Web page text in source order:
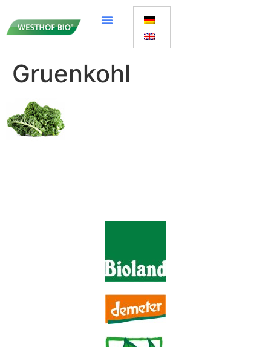
Gruenkohl